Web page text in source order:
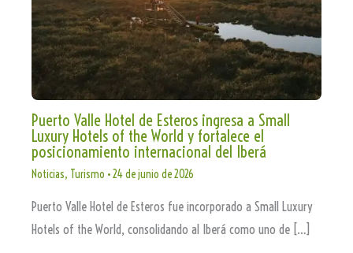
Puerto Valle Hotel de Esteros ingresa a Small
Luxury Hotels of the World y fortalece el
posicionamiento internacional del Iberá
Noticias, Turismo •24 de junio de 2026
Puerto Valle Hotel de Esteros fue incorporado a Small Luxury
Hotels of the World, consolidando al Iberá como uno de […]